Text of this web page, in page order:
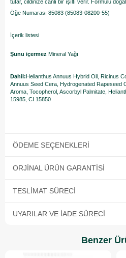
tutar, cildinize canlı bir ışıltı verir. Formülü
Öğe Numarası 85083 (85083-08200-55)
İçerik listesi
Şunu içermez Mineral Yağı
Dahil:Helianthus Annuus Hybrid Oil, Ricinus
Annuus Seed Cera, Hydrogenated Rapeseed
Aroma, Tocopherol, Ascorbyl Palmitate,
15985, CI 15850
ÖDEME SEÇENEKLERI
ORJINAL ÜRÜN GARANTISI
TESLIMAT SÜRECI
UYARILAR VE İADE SÜRECI
Benzer